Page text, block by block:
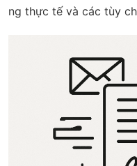
ng thực tế và các tùy